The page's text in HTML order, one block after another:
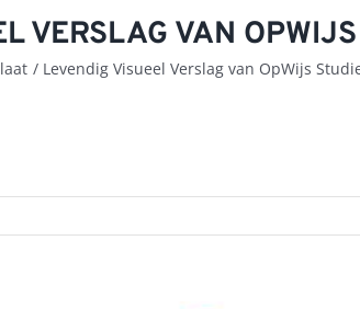
VERSLAG VAN
Levendig Visueel Verslag van OpWijs